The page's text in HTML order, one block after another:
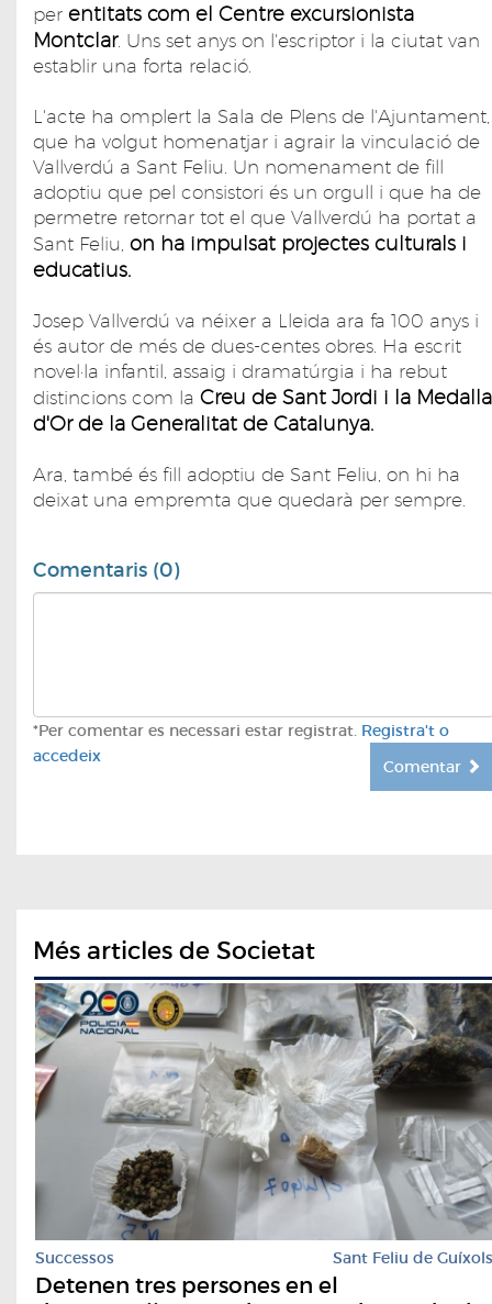
per entitats com el Centre excursionista
Montclar. Uns set anys on l'escriptor i la ciutat van
establir una forta relació.
L'acte ha omplert la Sala de Plens de l'Ajuntament,
que ha volgut homenatjar i agrair la vinculació de
Vallverdú a Sant Feliu. Un nomenament de fill
adoptiu que pel consistori és un orgull i que ha de
permetre retornar tot el que Vallverdú ha portat a
Sant Feliu, on ha impulsat projectes culturals i
educatius.
Josep Vallverdú va néixer a Lleida ara fa 100 anys i
és autor de més de dues-centes obres. Ha escrit
novel·la infantil, assaig i dramatúrgia i ha rebut
distincions com la Creu de Sant Jordi i la Medalla
d'Or de la Generalitat de Catalunya.
Ara, també és fill adoptiu de Sant Feliu, on hi ha
deixat una empremta que quedarà per sempre.
Comentaris (0)
*Per comentar es necessari estar registrat. Registra't o
accedeix
Comentar
Més articles de Societat
Successos Sant Feliu de Guíxols
Detenen tres persones en el